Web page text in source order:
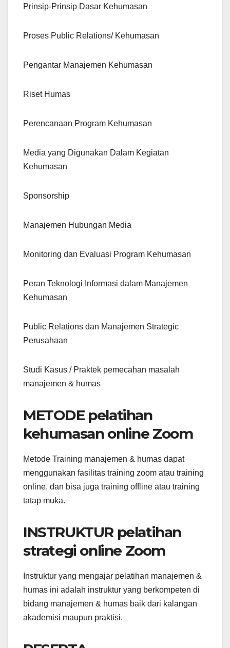
Prinsip-Prinsip Dasar Kehumasan
Proses Public Relations/ Kehumasan
Pengantar Manajemen Kehumasan
Riset Humas
Perencanaan Program Kehumasan
Media yang Digunakan Dalam Kegiatan
Kehumasan
Sponsorship
Manajemen Hubungan Media
Monitoring dan Evaluasi Program Kehumasan
Peran Teknologi Informasi dalam Manajemen
Kehumasan
Public Relations dan Manajemen Strategic
Perusahaan
Studi Kasus / Praktek pemecahan masalah
manajemen & humas
METODE pelatihan
kehumasan online Zoom
Metode Training manajemen & humas dapat
menggunakan fasilitas training zoom atau training
online, dan bisa juga training offline atau training
tatap muka.
INSTRUKTUR pelatihan
strategi online Zoom
Instruktur yang mengajar pelatihan manajemen &
humas ini adalah instruktur yang berkompeten di
bidang manajemen & humas baik dari kalangan
akademisi maupun praktisi.